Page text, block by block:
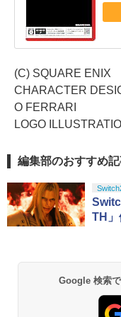
(C) SQUARE ENIX
CHARACTER
O FERRARI
LOGO
編集部のおすすめ
TH」
Google 検索